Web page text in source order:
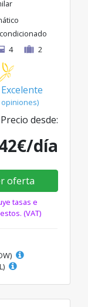
4 2
Excelente
opiniones)
Precio desde:
día
oferta
tasas e
(VAT)